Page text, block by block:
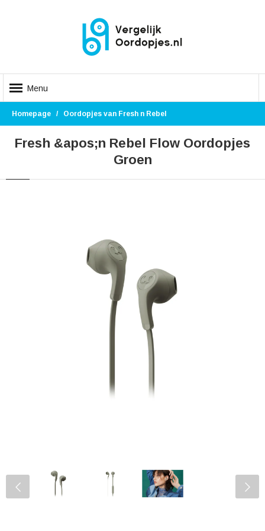
Menu
Homepage Oordopjes van Fresh n Rebel
Fresh &apos;n Rebel Flow Oordopjes
Groen